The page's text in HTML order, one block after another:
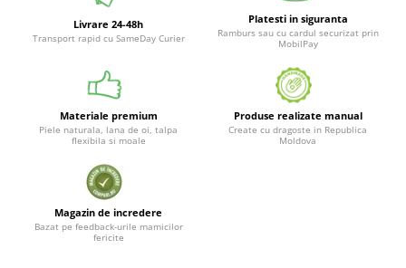
Livrare 24-48h
Transport rapid cu SameDay Curier
Platesti in siguranta
Ramburs sau cu cardul securizat prin
MobilPay
Materiale premium
Piele naturala, lana de oi, talpa
flexibila si moale
Produse realizate manual
Create cu dragoste in Republica
Moldova
Magazin de incredere
Bazat pe feedback-urile mamicilor
fericite